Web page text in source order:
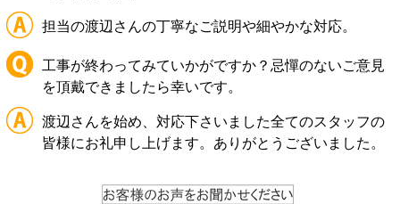
担当の渡辺さんの丁寧なご説明や細やかな対応。
工事が終わってみていかがですか？忌憚のないご意見
を頂戴できましたら幸いです。
渡辺さんを始め、対応下さいました全てのスタッフの
皆様にお礼申し上げます。ありがとうございました。